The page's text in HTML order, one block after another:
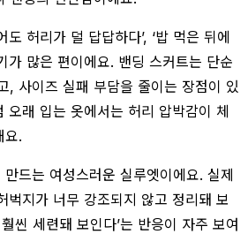
도 허리가 덜 답답하다’, ‘밥 먹은 뒤에
가 많은 편이에요. 밴딩 스커트는 단순
, 사이즈 실패 부담을 줄이는 장점이 있
오래 입는 옷에서는 허리 압박감이 체
요.
드는 여성스러운 실루엣이에요. 실제
벅지가 너무 강조되지 않고 정리돼 보
씬 세련돼 보인다’는 반응이 자주 보여